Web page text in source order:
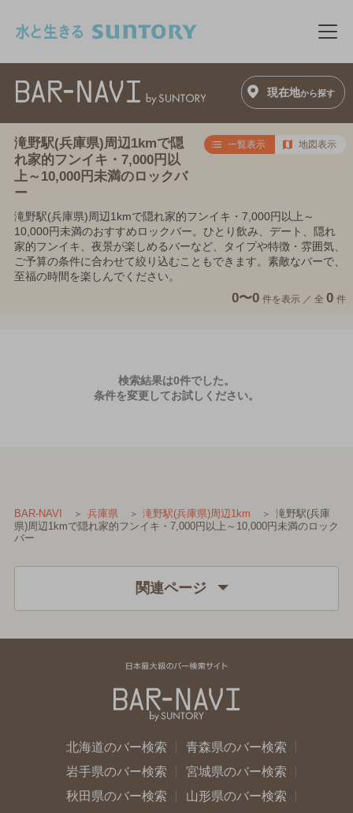
メ
現在地から探す
滝野駅(兵庫県)周辺1kmで隠
れ家的フンイキ・7,000円以
上～10,000円未満のロックバ
ー
一覧表示 地図表示
滝野駅(兵庫県)周辺1kmで隠れ家的フンイキ・7,000円以上～
10,000円未満のおすすめロックバー。ひとり飲み、デート、隠れ
家的フンイキ、夜景が楽しめるバーなど、タイプや特徴・雰囲気、
ご予算の条件に合わせて絞り込むこともできます。素敵なバーで、
至福の時間を楽しんでください。
0〜0 件を表示 ／ 全 0 件
検索結果は0件でした。
条件を変更してお試しください。
BAR-NAVI 兵庫県 滝野駅(兵庫県)周辺1km
滝野駅(兵庫
県)周辺1kmで隠れ家的フンイキ・7,000円以上～10,000円未満のロック
バー
関連ページ
北海道のバー検索
青森県のバー検索
岩手県のバー検索
宮城県のバー検索
秋田県のバー検索
山形県のバー検索